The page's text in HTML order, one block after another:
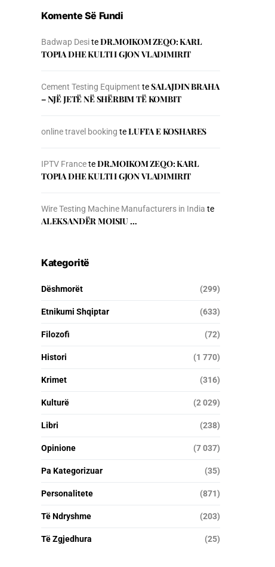
Komente Së Fundi
Badwap DesiteDR.MOIKOM ZEQO: KARL
TOPIA DHE KULTI I GJON VLADIMIRIT
Cement Testing Equipment teSALAJDIN BRAHA
– NJЁ JETЁ NЁ SHЁRBIM TЁ KOMBIT
online travel booking teLUFTA E KOSHARES
IPTV FranceteDR.MOIKOM ZEQO: KARL
TOPIA DHE KULTI I GJON VLADIMIRIT
Wire Testing Machine Manufacturers in India te
ALEKSANDËR MOISIU …
Kategoritë
Dëshmorët (299)
Etnikumi Shqiptar (633)
Filozofi (72)
Histori (1 770)
Krimet (316)
Kulturë (2 029)
Libri (238)
Opinione (7 037)
Pa Kategorizuar (35)
Personalitete (871)
Të Ndryshme (203)
Të Zgjedhura (25)